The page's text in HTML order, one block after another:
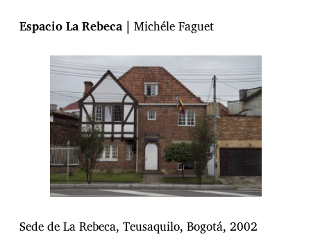
Espacio La Rebeca | Michéle Faguet
Sede de La Rebeca, Teusaquilo, Bogotá, 2002